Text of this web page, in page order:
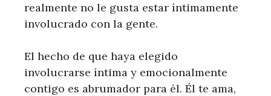
realmente no le gusta estar íntimamente
involucrado con la gente.
El hecho de que haya elegido
involucrarse íntima y emocionalmente
contigo es abrumador para él. Él te ama,